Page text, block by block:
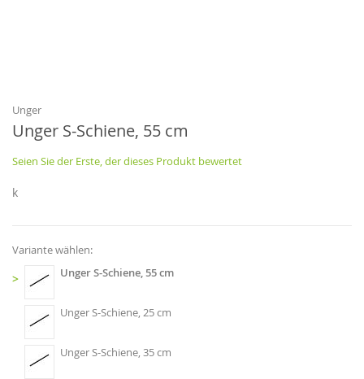
Bildgalerie
springen
Unger
Unger S-Schiene, 55 cm
Seien Sie der Erste, der dieses Produkt bewertet
k
Variante wählen:
> Unger S-Schiene, 55 cm
Unger S-Schiene, 25 cm
Unger S-Schiene, 35 cm